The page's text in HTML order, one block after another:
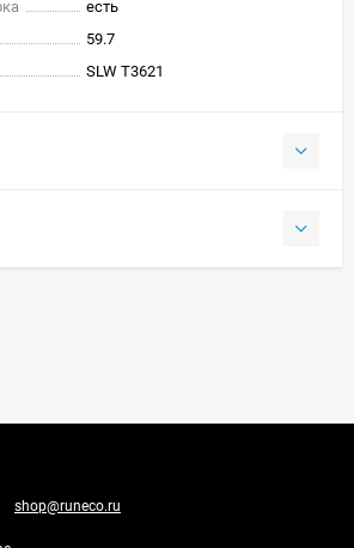
есть
59.7
SLW T3621
shop@runeco.ru